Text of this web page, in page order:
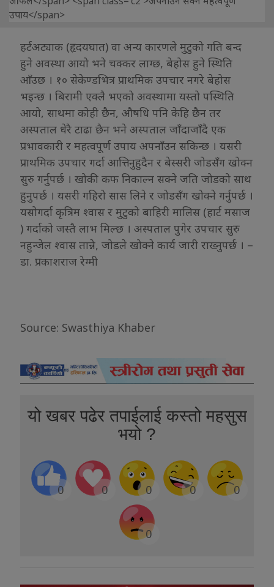
हर्टअट्याक (हृदयघात) वा अन्य कारणले मुटुको गति बन्द
हुने अवस्था आयो भने चक्कर लाग्छ, बेहोस हुने स्थिति
आँउछ । १० सेकेण्डभित्र प्राथमिक उपचार नगरे बेहोस
भइन्छ । बिरामी एक्लै भएको अवस्थामा यस्तो पस्थिति
आयो, साथमा कोही छैन, औषधि पनि केहि छैन तर
अस्पताल धेरै टाढा छैन भने अस्पताल जाँदाजाँदै एक
प्रभावकारी र महत्वपूर्ण उपाय अपनाँउन सकिन्छ । यसरी
प्राथमिक उपचार गर्दा आत्तिनुहुदैन र बेस्सरी जोडसँग खोक्न
सुरु गर्नुपर्छ । खोकी कफ निकाल्न सक्ने जति जोडको साथ
हुनुपर्छ । यसरी गहिरो सास लिने र जोडसँग खोक्ने गर्नुपर्छ ।
यसोगर्दा कृत्रिम श्वास र मुटुको बाहिरी मालिस (हार्ट मसाज
) गर्दाको जस्तै लाभ मिल्छ । अस्पताल पुगेर उपचार सुरु
नहुन्जेल श्वास तान्ने, जोडले खोक्ने कार्य जारी राख्नुपर्छ । –
डा. प्रकाशराज रेग्मी
Source: Swasthiya Khaber
यो खबर पढेर तपाईलाई कस्तो महसुस
भयो ?
0 0 0 0 0
0